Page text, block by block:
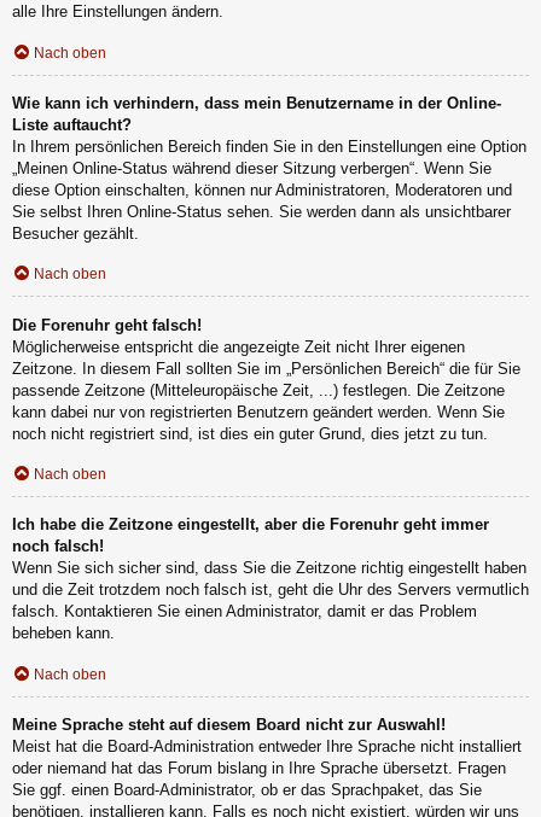
alle Ihre Einstellungen ändern.
Nach oben
Wie kann ich verhindern, dass mein Benutzername in der Online-
Liste auftaucht?
In Ihrem persönlichen Bereich finden Sie in den Einstellungen eine Option
„Meinen Online-Status während dieser Sitzung verbergen“. Wenn Sie
diese Option einschalten, können nur Administratoren, Moderatoren und
Sie selbst Ihren Online-Status sehen. Sie werden dann als unsichtbarer
Besucher gezählt.
Nach oben
Die Forenuhr geht falsch!
Möglicherweise entspricht die angezeigte Zeit nicht Ihrer eigenen
Zeitzone. In diesem Fall sollten Sie im „Persönlichen Bereich“ die für Sie
passende Zeitzone (Mitteleuropäische Zeit, ...) festlegen. Die Zeitzone
kann dabei nur von registrierten Benutzern geändert werden. Wenn Sie
noch nicht registriert sind, ist dies ein guter Grund, dies jetzt zu tun.
Nach oben
Ich habe die Zeitzone eingestellt, aber die Forenuhr geht immer
noch falsch!
Wenn Sie sich sicher sind, dass Sie die Zeitzone richtig eingestellt haben
und die Zeit trotzdem noch falsch ist, geht die Uhr des Servers vermutlich
falsch. Kontaktieren Sie einen Administrator, damit er das Problem
beheben kann.
Nach oben
Meine Sprache steht auf diesem Board nicht zur Auswahl!
Meist hat die Board-Administration entweder Ihre Sprache nicht installiert
oder niemand hat das Forum bislang in Ihre Sprache übersetzt. Fragen
Sie ggf. einen Board-Administrator, ob er das Sprachpaket, das Sie
benötigen, installieren kann. Falls es noch nicht existiert, würden wir uns